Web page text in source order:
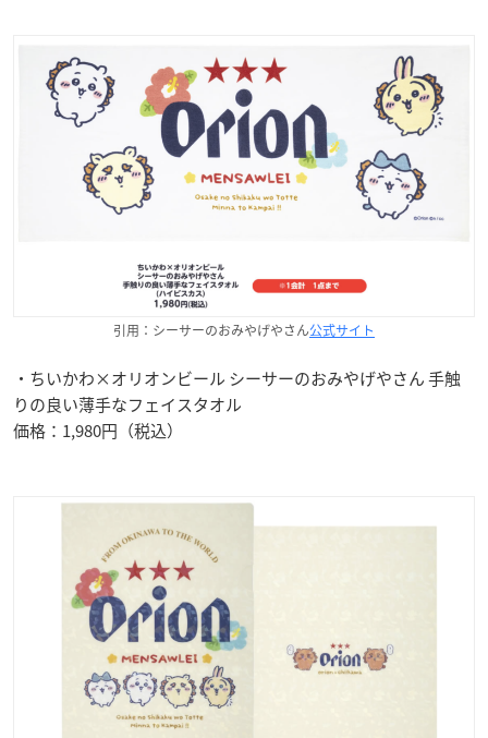
引用：シーサーのおみやげやさん公式サイト
・ちいかわ×オリオンビール シーサーのおみやげやさん 手触
りの良い薄手なフェイスタオル
価格：1,980円（税込）